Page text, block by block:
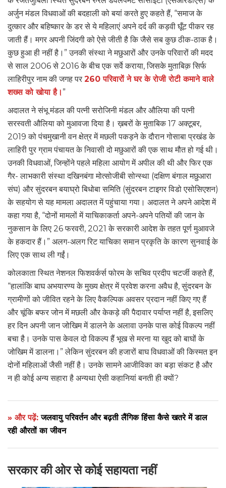
अर्जुन मंडल विधवाओं की बदहाली को बयां करते हुए कहते हैं, “समाज के
दुत्कार और बहिष्कार के डर से ये महिलाएं अपने दर्द की कड़वी घूँट पीकर रह
जाती हैं। मगर अपनी जिंदगी को ऐसे जीती है कि जैसे सब कुछ ठीक-ठाक है।
कुछ हुआ ही नहीं है।” उनकी संस्था ने मछुआरों और उनके परिवारों की मदद
से साल 2006 से 2016 के बीच एक सर्वे कराया, जिसके मुताबिक़ सिर्फ
लाहिरीपुर नाम की जगह पर 260 परिवारों ने घर के रोजी रोटी कमाने वाले
शख्स को खोया है। ”
अदालत ने संभू मंडल की पत्नी सरोजिनी मंडल और औलिया की पत्नी
सरस्वती औलिया को मुआवजा दिया है। ख़बरों के मुताबिक 17 अक्टूबर,
2019 को पंचमुखानी वन क्षेत्र में मछली पकड़ने के दौरान गोसाबा प्रखंड के
लाहिरी पुर ग्राम पंचायत के निवासी दो मछुआरों की एक साथ मौत हो गई थी।
उनकी विधवाओं, जिन्होंने पहले महिला आयोग में अपील की थी और फिर एक
गैर- लाभकारी संस्था दखिनबंगा मोत्सोजीबी सोन्स्था (दक्षिण बंगाल मछुआरा
संघ) और सुंदरबन बयाघ्रो बिधोबा समिति (सुंदरबन टाइगर विडो एसोसिएशन)
के सहयोग से यह मामला अदालत में पहुंचाया गया। अदालत ने अपने आदेश में
कहा गया है, “दोनों मामलों में याचिकाकर्ता अपने-अपने पतियों की जान के
नुकसान के लिए 26 फरवरी, 2021 के सरकारी आदेश के तहत पूर्ण मुआवजे
के हकदार हैं।” अलग-अलग रिट याचिका समान प्रकृति के कारण सुनवाई के
लिए एक साथ ली गईं।
कोलकाता स्थित नेशनल फिशवर्कर्स फोरम के सचिव प्रदीप चटर्जी कहते हैं,
“हालांकि बाघ अभयारण्य के मुख्य क्षेत्र में प्रवेश करना अवैध है, सुंदरबन के
ग्रामीणों को जीवित रहने के लिए वैकल्पिक अवसर प्रदान नहीं किए गए हैं
और चूंकि बफर जोन में मछली और केकड़े की पैदावार पर्याप्त नहीं है, इसलिए
हर दिन अपनी जान जोखिम में डालने के अलावा उनके पास कोई विकल्प नहीं
बचा है। उनके पास केवल दो विकल्प हैं भूख से मरना या खुद को बाघों के
जोखिम में डालना।” लेकिन सुंदरबन की हजारों बाघ विधवाओं की किस्मत इन
दोनों महिलाओं जैसी नहीं है। उनके सामने आजीविका का बड़ा संकट है और
न ही कोई अन्य सहारा है अन्यथा ऐसी कहानियां बनती ही क्यों?
» और पढ़ें:जलवायु परिवर्तन और बढ़ती लैंगिक हिंसा कैसे खतरे में डाल
रही औरतों का जीवन
सरकार की ओर से कोई सहायता नहीं